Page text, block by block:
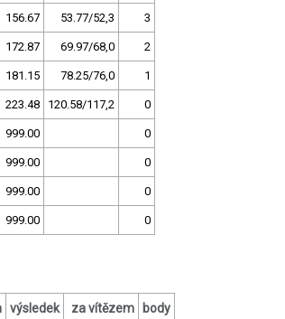
156.67 53.77/52,3 3
172.87 69.97/68,0 2
181.15 78.25/76,0 1
223.48 120.58/117,2 0
999.00 0
999.00 0
999.00 0
999.00 0
výsledek
za vítězem
body